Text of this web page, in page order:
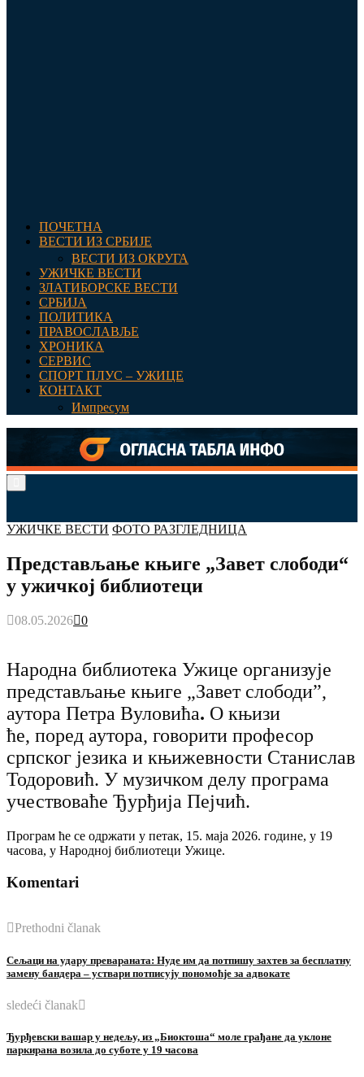
ПОЧЕТНА
ВЕСТИ ИЗ СРБИЈЕ
ВЕСТИ ИЗ ОКРУГА
УЖИЧКЕ ВЕСТИ
ЗЛАТИБОРСКЕ ВЕСТИ
СРБИЈА
ПОЛИТИКА
ПРАВОСЛАВЉЕ
ХРОНИКА
СЕРВИС
СПОРТ ПЛУС – УЖИЦЕ
КОНТАКТ
Импресум
Menu
УЖИЧКЕ ВЕСТИ ФОТО РАЗГЛЕДНИЦА
Представљање књиге „Завет слободи“
у ужичкој библиотеци
08.05.2026 0
Народна библиотека Ужице организује
представљање књиге „Завет слободи”,
аутора Петра Вуловића. О књизи
ће, поред аутора, говорити професор
српског језика и књижевности Станислав
Тодоровић. У музичком делу програма
учествоваће Ђурђија Пејчић.
Програм ће се одржати у петак, 15. маја 2026. године, у 19
часова, у Народној библиотеци Ужице.
Komentari
Prethodni članak
Сељаци на удару превараната: Нуде им да потпишу захтев за бесплатну
замену бандера – уствари потписују пономоћје за адвокате
sledeći članak
Ђурђевски вашар у недељу, из „Биоктоша“ моле грађане да уклоне
паркирана возила до суботе у 19 часова